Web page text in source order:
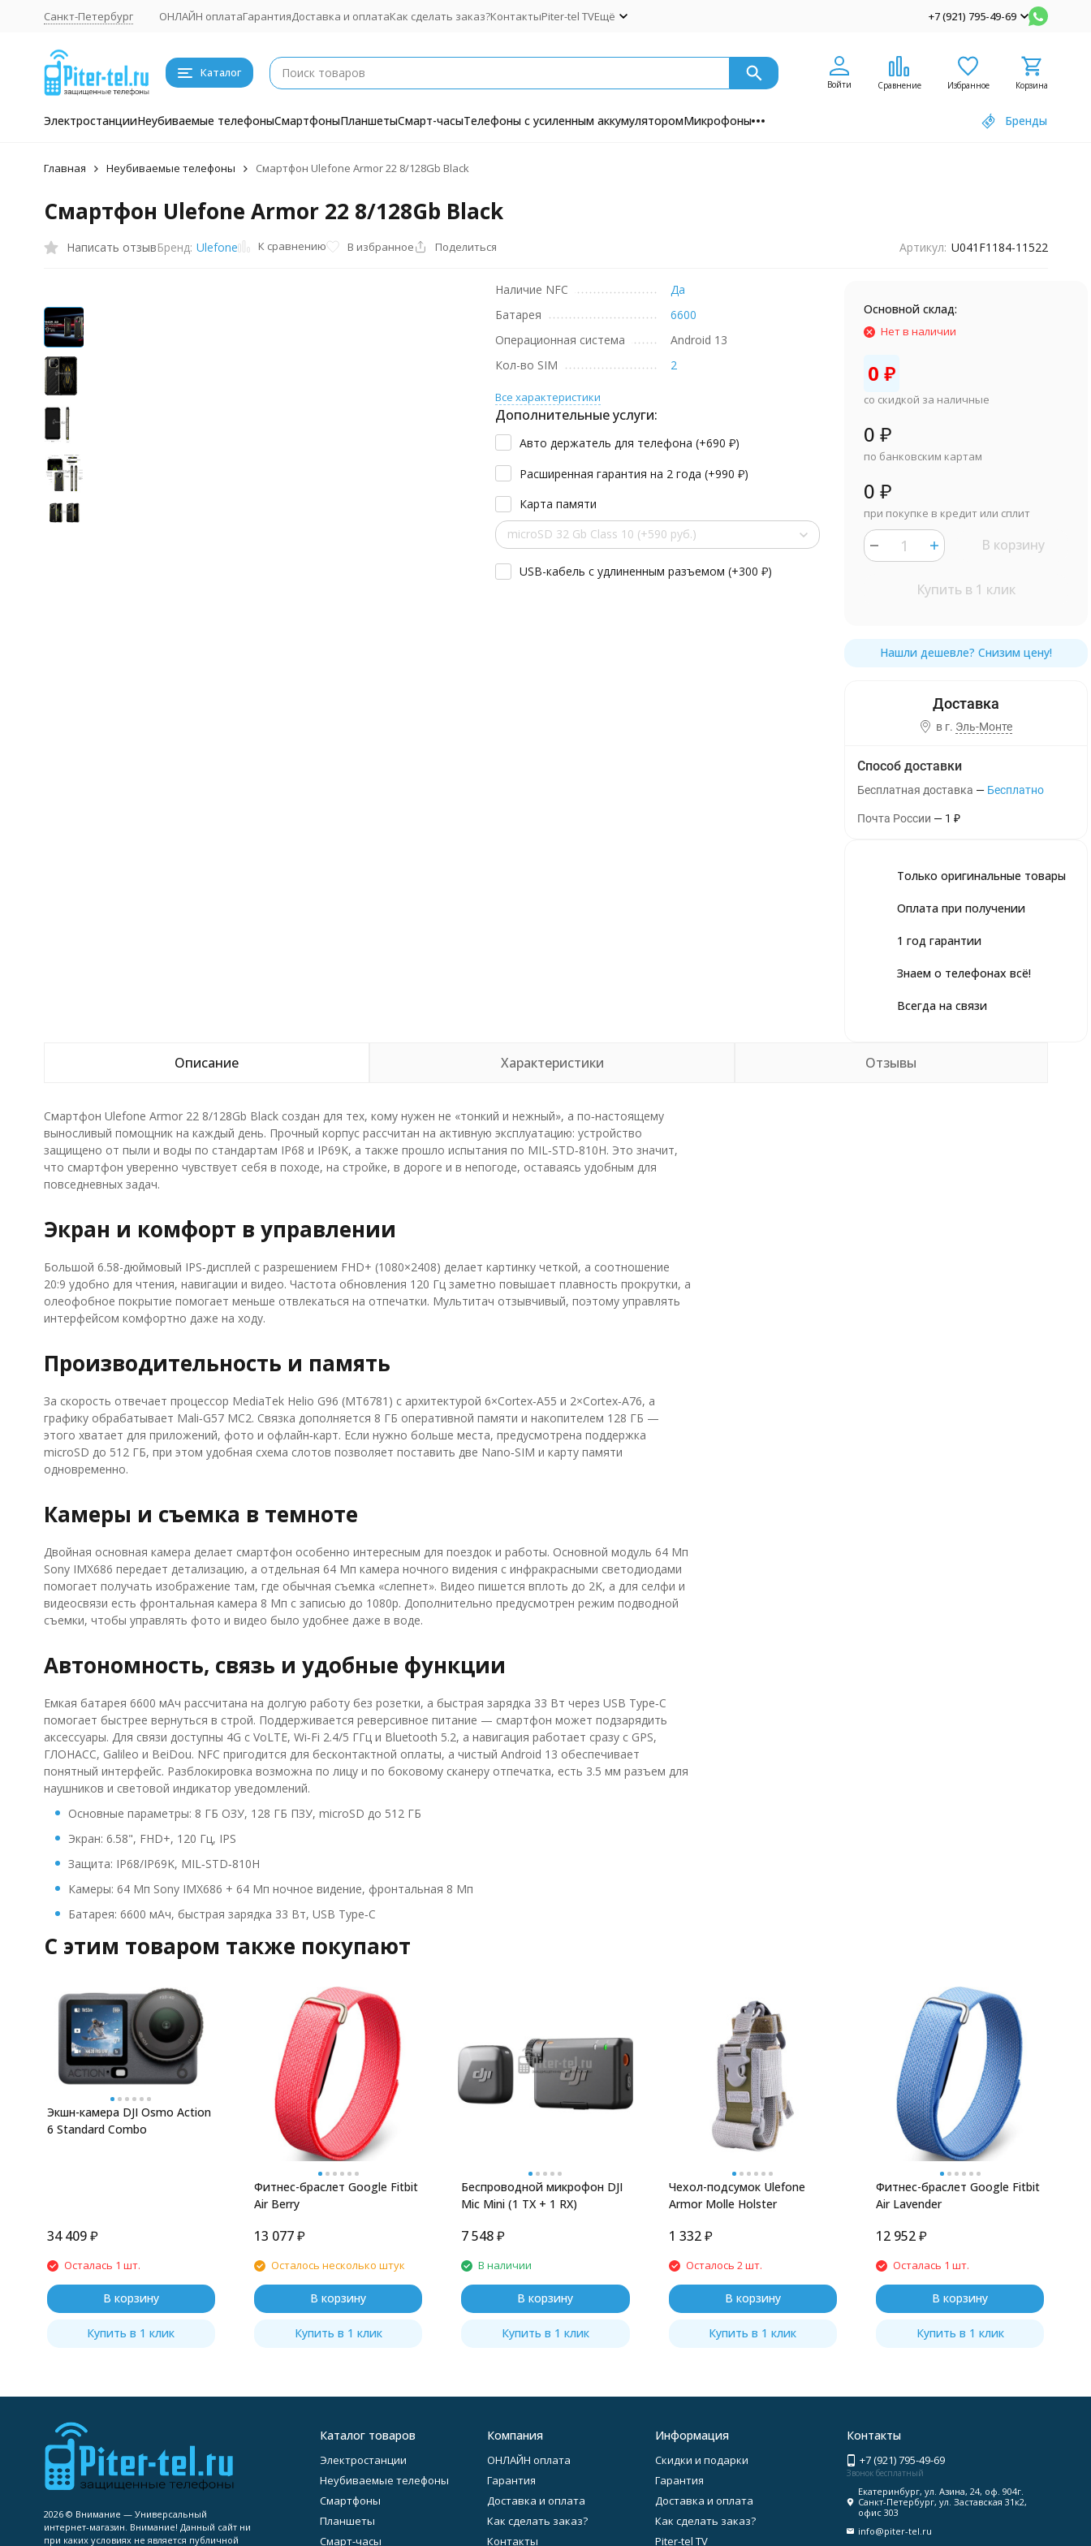
Санкт-Петербург ОНЛАЙН оплатаГарантияДоставка и оплатаКак сделать заказ?КонтактыPiter-tel TVЕщё +7 (921) 795-49-69
Каталог
Войти Сравнение Избранное Корзина
ЭлектростанцииНеубиваемые телефоныСмартфоныПланшетыСмарт-часыТелефоны с усиленным аккумуляторомМикрофоны Бренды
Главная Неубиваемые телефоны Смартфон Ulefone Armor 22 8/128Gb Black
Смартфон Ulefone Armor 22 8/128Gb Black
Написать отзывБренд: Ulefone К сравнению В избранное Поделиться Артикул: U041F1184-11522
Наличие NFC
Да
Батарея
6600
Операционная система
Android 13
Кол-во SIM
2
Все характеристики
Дополнительные услуги:
Авто держатель для телефона (+690₽)
Расширенная гарантия на 2 года (+990₽)
Карта памяти
microSD 32 Gb Class 10 (+590 руб.)
USB-кабель с удлиненным разъемом (+300₽)
Основной склад:
Нет в наличии
0₽
со скидкой за наличные
0₽
по банковским картам
0₽
при покупке в кредит или сплит
В корзину
Купить в 1 клик
в г. Эль-Монте
Способ доставки
Бесплатная доставка Бесплатно
Почта России 1₽
Только оригинальные товары
Оплата при получении
1 год гарантии
Знаем о телефонах всё!
Всегда на связи
Описание Характеристики Отзывы
Смартфон Ulefone Armor 22 8/128Gb Black создан для тех, кому нужен не «тонкий и нежный», а по‑настоящему
выносливый помощник на каждый день. Прочный корпус рассчитан на активную эксплуатацию: устройство
защищено от пыли и воды по стандартам IP68 и IP69K, а также прошло испытания по MIL‑STD‑810H. Это значит,
что смартфон уверенно чувствует себя в походе, на стройке, в дороге и в непогоде, оставаясь удобным для
повседневных задач.
Экран и комфорт в управлении
Большой 6.58-дюймовый IPS‑дисплей с разрешением FHD+ (1080×2408) делает картинку четкой, а соотношение
20:9 удобно для чтения, навигации и видео. Частота обновления 120 Гц заметно повышает плавность прокрутки, а
олеофобное покрытие помогает меньше отвлекаться на отпечатки. Мультитач отзывчивый, поэтому управлять
интерфейсом комфортно даже на ходу.
Производительность и память
За скорость отвечает процессор MediaTek Helio G96 (MT6781) с архитектурой 6×Cortex‑A55 и 2×Cortex‑A76, а
графику обрабатывает Mali‑G57 MC2. Связка дополняется 8 ГБ оперативной памяти и накопителем 128 ГБ —
этого хватает для приложений, фото и офлайн‑карт. Если нужно больше места, предусмотрена поддержка
microSD до 512 ГБ, при этом удобная схема слотов позволяет поставить две Nano‑SIM и карту памяти
одновременно.
Камеры и съемка в темноте
Двойная основная камера делает смартфон особенно интересным для поездок и работы. Основной модуль 64 Мп
Sony IMX686 передает детализацию, а отдельная 64 Мп камера ночного видения с инфракрасными светодиодами
помогает получать изображение там, где обычная съемка «слепнет». Видео пишется вплоть до 2K, а для селфи и
видеосвязи есть фронтальная камера 8 Мп с записью до 1080p. Дополнительно предусмотрен режим подводной
съемки, чтобы управлять фото и видео было удобнее даже в воде.
Автономность, связь и удобные функции
Емкая батарея 6600 мАч рассчитана на долгую работу без розетки, а быстрая зарядка 33 Вт через USB Type‑C
помогает быстрее вернуться в строй. Поддерживается реверсивное питание — смартфон может подзарядить
аксессуары. Для связи доступны 4G с VoLTE, Wi‑Fi 2.4/5 ГГц и Bluetooth 5.2, а навигация работает сразу с GPS,
ГЛОНАСС, Galileo и BeiDou. NFC пригодится для бесконтактной оплаты, а чистый Android 13 обеспечивает
понятный интерфейс. Разблокировка возможна по лицу и по боковому сканеру отпечатка, есть 3.5 мм разъем для
наушников и световой индикатор уведомлений.
Основные параметры: 8 ГБ ОЗУ, 128 ГБ ПЗУ, microSD до 512 ГБ
Экран: 6.58", FHD+, 120 Гц, IPS
Защита: IP68/IP69K, MIL‑STD‑810H
Камеры: 64 Мп Sony IMX686 + 64 Мп ночное видение, фронтальная 8 Мп
Батарея: 6600 мАч, быстрая зарядка 33 Вт, USB Type‑C
C этим товаром также покупают
Экшн-камера DJI Osmo Action
6 Standard Combo
34 409 ₽
Осталась 1 шт.
В корзину
Купить в 1 клик
Фитнес-браслет Google Fitbit
Air Berry
13 077₽
Осталось несколько штук
В корзину
Купить в 1 клик
Беспроводной микрофон DJI
Mic Mini (1 TX + 1 RX)
7 548₽
В наличии
В корзину
Купить в 1 клик
Чехол-подсумок Ulefone
Armor Molle Holster
1 332₽
Осталось 2 шт.
В корзину
Купить в 1 клик
Фитнес-браслет Google Fitbit
Air Lavender
12 952₽
Осталась 1 шт.
В корзину
Купить в 1 клик
2026 © Внимание — Универсальный
интернет-магазин. Внимание! Данный сайт ни
при каких условиях не является публичной
Каталог товаров
Электростанции
Неубиваемые телефоны
Смартфоны
Планшеты
Смарт-часы
Компания
ОНЛАЙН оплата
Гарантия
Доставка и оплата
Как сделать заказ?
Контакты
Информация
Скидки и подарки
Гарантия
Доставка и оплата
Как сделать заказ?
Piter-tel TV
Контакты
+7 (921) 795-49-69
Звонок бесплатный
Екатеринбург, ул. Азина, 24, оф. 904г.
Санкт-Петербург, ул. Заставская 31к2,
офис 303
info@piter-tel.ru